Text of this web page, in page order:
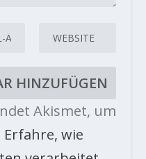
Akismet, um
Erfahre, wie